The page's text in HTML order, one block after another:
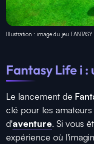
Illustration : image du jeu
Fantasy Life i
Le lancement de
clé pour les amateurs
d'aventure. Si vous
expérience où